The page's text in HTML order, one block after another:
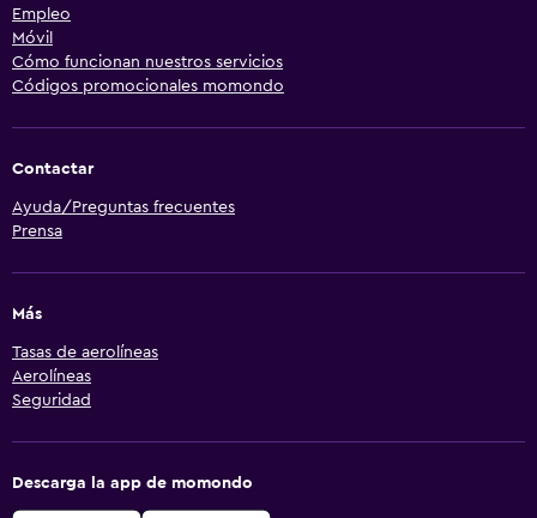
Empleo
Móvil
Cómo funcionan nuestros servicios
Códigos promocionales momondo
Contactar
Ayuda/Preguntas frecuentes
Prensa
Más
Tasas de aerolíneas
Aerolíneas
Seguridad
Descarga la app de momondo